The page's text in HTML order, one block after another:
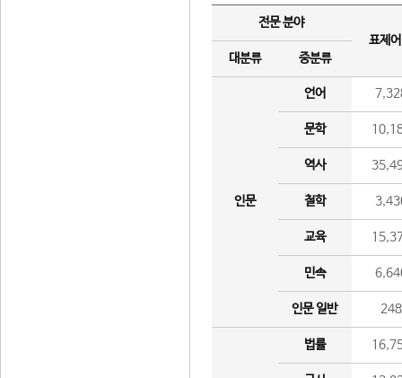
전문 분야
표제
대분류
중분류
인문
언어
문학
역사
철학
교육
민속
인문 일반 248
법률